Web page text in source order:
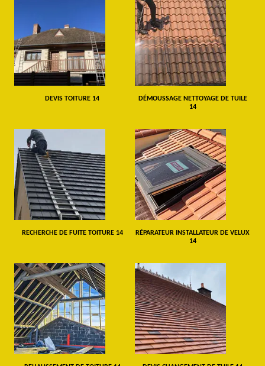
DEVIS TOITURE 14
DÉMOUSSAGE NETTOYAGE DE TUILE
14
RECHERCHE DE FUITE TOITURE 14
RÉPARATEUR INSTALLATEUR DE VELUX
14